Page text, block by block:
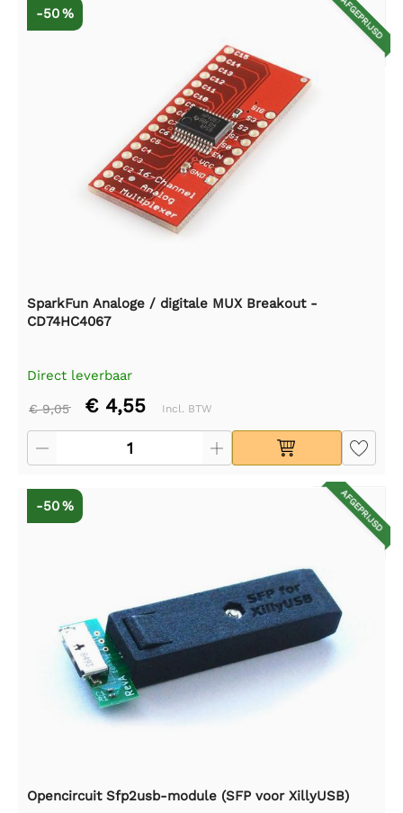
AFGEPRIJSD
-50 %
SparkFun Analoge / digitale MUX Breakout -
CD74HC4067
Direct leverbaar
€ 9,05 € 4,55 Incl. BTW
AFGEPRIJSD
-50 %
Opencircuit Sfp2usb-module (SFP voor XillyUSB)